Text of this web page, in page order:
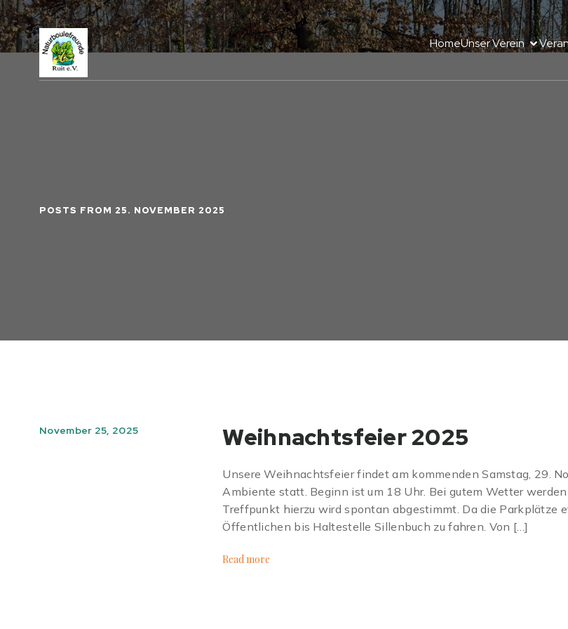
HomeUnser Verein
POSTS FROM 25. NOVEMBER 2025
November 25, 2025 Weihnachtsfeier 2025
Unsere Weihnachtsfeier findet am kommenden Samstag, 29.
Ambiente statt. Beginn ist um 18 Uhr. Bei gutem Wetter
Treffpunkt hierzu wird spontan abgestimmt. Da die Parkplätze
Öffentlichen bis Haltestelle Sillenbuch zu fahren. Von […]
Read more